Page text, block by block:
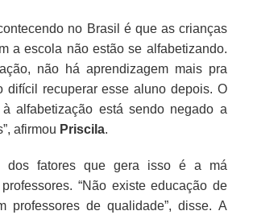
no Brasil é que as crianças
a escola não estão se alfabetizando.
não há aprendizagem mais pra
difícil recuperar esse aluno depois. O
alfabetização está sendo negado a
afirmou Priscila.
dos fatores que gera isso é a má
“Não existe educação de
professores de qualidade”, disse. A